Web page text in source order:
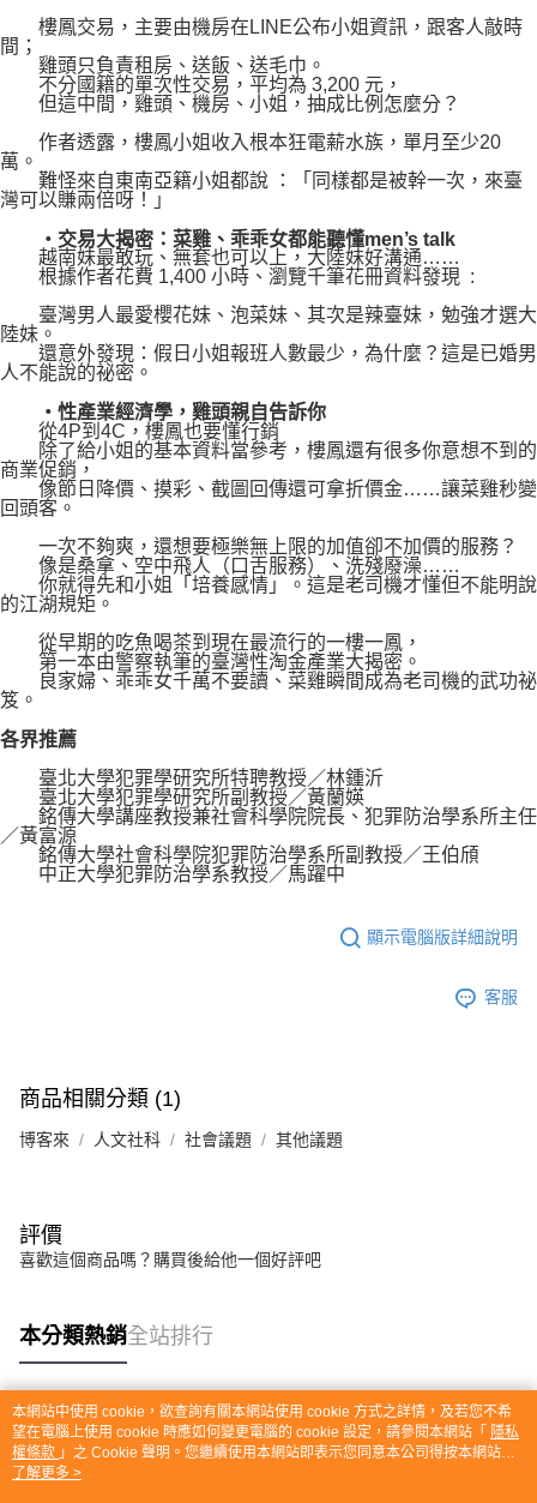
樓鳳交易，主要由機房在LINE公布小姐資訊，跟客人敲時
間；
雞頭只負責租房、送飯、送毛巾。
不分國籍的單次性交易，平均為 3,200 元，
但這中間，雞頭、機房、小姐，抽成比例怎麼分？
作者透露，樓鳳小姐收入根本狂電薪水族，單月至少20
萬。
難怪來自東南亞籍小姐都說 ：「同樣都是被幹一次，來臺
灣可以賺兩倍呀！」
‧交易大揭密：菜雞、乖乖女都能聽懂men’s talk
越南妹最敢玩、無套也可以上，大陸妹好溝通……
根據作者花費 1,400 小時、瀏覽千筆花冊資料發現 :
臺灣男人最愛櫻花妹、泡菜妹、其次是辣臺妹，勉強才選大
陸妹。
還意外發現：假日小姐報班人數最少，為什麼？這是已婚男
人不能說的祕密。
‧性產業經濟學，雞頭親自告訴你
從4P到4C，樓鳳也要懂行銷
除了給小姐的基本資料當參考，樓鳳還有很多你意想不到的
商業促銷，
像節日降價、摸彩、截圖回傳還可拿折價金……讓菜雞秒變
回頭客。
一次不夠爽，還想要極樂無上限的加值卻不加價的服務？
像是桑拿、空中飛人（口舌服務）、洗殘廢澡……
你就得先和小姐「培養感情」。這是老司機才懂但不能明說
的江湖規矩。
從早期的吃魚喝茶到現在最流行的一樓一鳳，
第一本由警察執筆的臺灣性淘金產業大揭密。
良家婦、乖乖女千萬不要讀、菜雞瞬間成為老司機的武功祕
笈。
各界推薦
臺北大學犯罪學研究所特聘教授／林鍾沂
臺北大學犯罪學研究所副教授／黃蘭媖
銘傳大學講座教授兼社會科學院院長、犯罪防治學系所主任
／黃富源
銘傳大學社會科學院犯罪防治學系所副教授／王伯頎
中正大學犯罪防治學系教授／馬躍中
顯示電腦版詳細說明
客服
商品相關分類 (1)
博客來 人文社科 社會議題 其他議題
評價
喜歡這個商品嗎？購買後給他一個好評吧
本分類熱銷全站排行
熱門標籤
本網站中使用 cookie，欲查詢有關本網站使用 cookie 方式之詳情，及若您不希
望在電腦上使用 cookie 時應如何變更電腦的 cookie 設定，請參閱本網站「 隱私
權條款 」之 Cookie 聲明。您繼續使用本網站即表示您同意本公司得按本網站使
用條款之 Cookie 聲明使用 cookie。
了解更多 >